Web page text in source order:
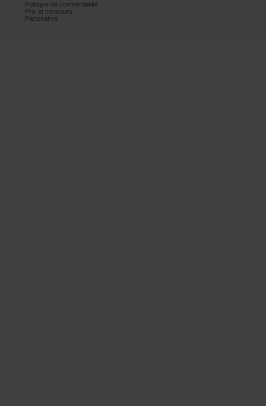
Politiquedeconfidentialité
Prixetconcours
Partenaires